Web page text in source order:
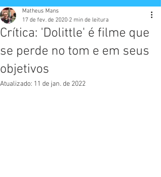
Crítica: 'Dolittle' é filme que
se perde no tom e em seus
objetivos
Matheus Mans
17 de fev. de 2020 2 min de leitura
Atualizado: 11 de jan. de 2022